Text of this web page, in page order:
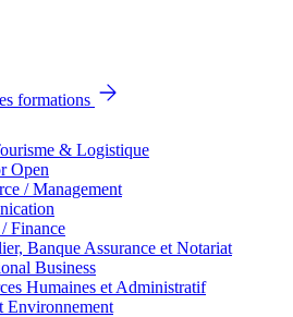
formations
& Logistique
Open
/ Management
Finance
Banque Assurance et Notariat
Business
Humaines et Administratif
Environnement